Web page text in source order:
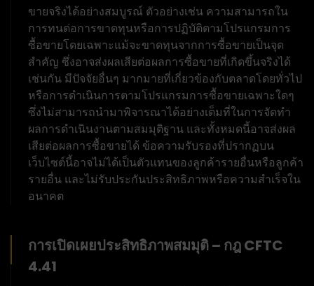
ขายจริงได้อย่างสมบูรณ์ ตัวอย่างเช่น ความสามารถใน
การทนต่อการขาดทุนหรือการปฏิบัติตามโปรแกรมการ
ซื้อขายโดยเฉพาะแม้จะขาดทุนจากการซื้อขายเป็นจุด
สำคัญ ซึ่งอาจส่งผลเสียต่อผลการซื้อขายที่เกิดขึ้นจริงได้
เช่นกัน มีปัจจัยอื่นๆ มากมายที่เกี่ยวข้องกับตลาดโดยทั่วไป
หรือการดำเนินการตามโปรแกรมการซื้อขายเฉพาะใดๆ
ซึ่งไม่สามารถนำมาพิจารณาได้อย่างเต็มที่ในการจัดทำ
ผลการดำเนินงานตามสมมุติฐาน และทั้งหมดนี้อาจส่งผล
เสียต่อผลการซื้อขายได้ ข้อความรับรองที่ปรากฏบน
เว็บไซต์นี้อาจไม่ได้เป็นตัวแทนของลูกค้ารายอื่นหรือลูกค้า
รายอื่น และไม่รับประกันประสิทธิภาพหรือความสำเร็จใน
อนาคต
การเปิดเผยประสิทธิภาพสมมุติ – กฎ CFTC
4.41